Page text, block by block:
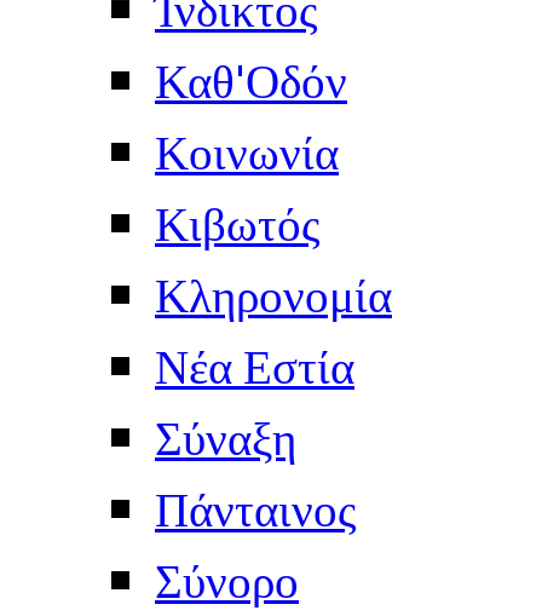
Καθ'Οδόν
Κοινωνία
Κιβωτός
Κληρονομία
Νέα Εστία
Σύναξη
Πάνταινος
Σύνορο